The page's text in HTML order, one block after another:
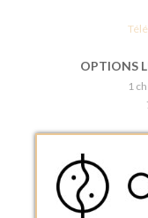
OPTIONS
1